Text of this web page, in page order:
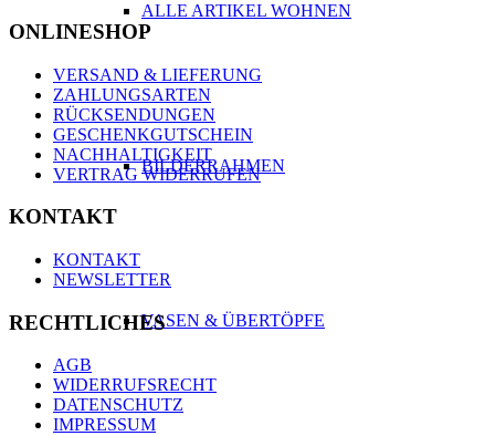
ALLE ARTIKEL WOHNEN
BILDERRAHMEN
VASEN & ÜBERTÖPFE
ONLINESHOP
VERSAND & LIEFERUNG
ZAHLUNGSARTEN
RÜCKSENDUNGEN
GESCHENKGUTSCHEIN
NACHHALTIGKEIT
VERTRAG WIDERRUFEN
KONTAKT
KONTAKT
NEWSLETTER
RECHTLICHES
AGB
WIDERRUFSRECHT
DATENSCHUTZ
IMPRESSUM